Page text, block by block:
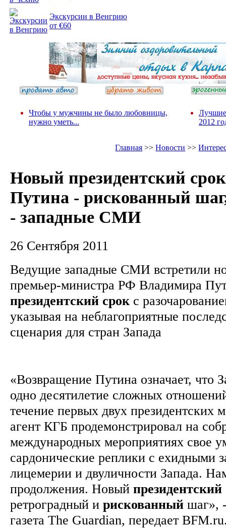
Экскурсии в Венгрию
от €60
Чтобы у мужчины не было любовницы,
нужно уметь...
Лучшие
2012
Главная >>Новости >>
Новый президентский срок
Путина - рискованный
- западные СМИ
26 Сентября 2011
Ведущие западные СМИ встретили
премьер-министра РФ Владимира
президентский срок с
указывая на неблагоприятные
сценария для стран Запада
«Возвращение Путина означает, что
одно десятилетие сложных
течение первых двух президентских
агент КГБ продемонстрировал на
международных мероприятиях свое
сардонические реплики с ехидными
лицемерии и двуличности Запада.
продолжения. Новый президентский
ретроградный и рискованный шаг»,
газета The Guardian, передает